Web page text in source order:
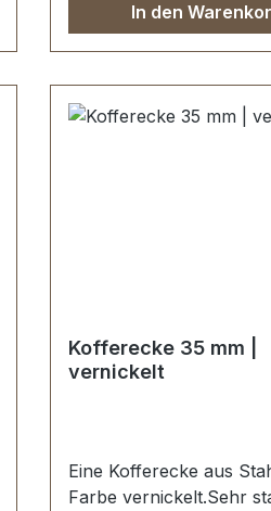
In den
Kofferecke 35 mm |
vernickelt
Eine Kofferecke aus
Farbe vernickelt.Sehr